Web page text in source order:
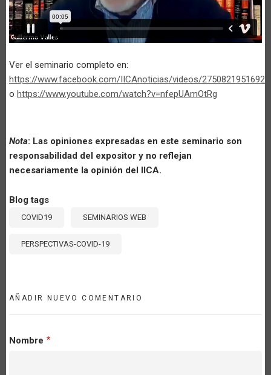
Ver el seminario completo en:
https://www.facebook.com/IICAnoticias/videos/
o https://www.youtube.com/watch?v=nfepUAmOtRg
Nota: Las opiniones expresadas en este seminario son
responsabilidad del expositor y no reflejan
necesariamente la opinión del IICA.
Blog tags
COVID19 SEMINARIOS WEB
PERSPECTIVAS-COVID-19
AÑADIR NUEVO COMENTARIO
Nombre